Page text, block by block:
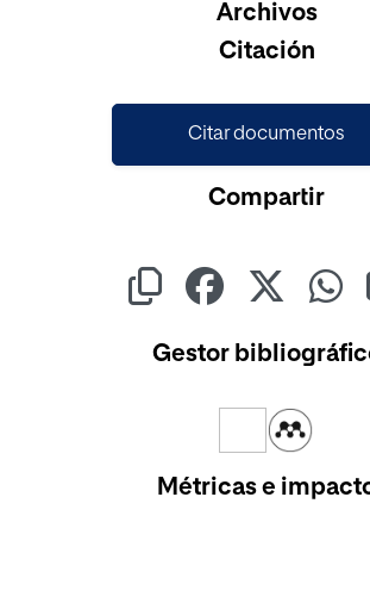
Archivos
Citación
Citar documentos
Compartir
Gestor
Métricas e